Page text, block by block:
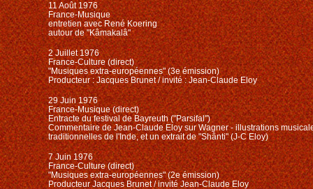
11 Août 1976
France-Musique
entretien avec René Koering
autour de "Kâmakalâ"
2 Juillet 1976
France-Culture (direct)
"Musiques extra-européennes" (3e émission)
Producteur : Jacques Brunet / invité : Jean-Claude Eloy
29 Juin 1976
France-Musique (direct)
Entracte du festival de Bayreuth ("Parsifal")
Commentaire de Jean-Claude Eloy sur Wagner - illustrations
traditionnelles de l'Inde, et un extrait de "Shânti" (J-C Eloy)
7 Juin 1976
France-Culture (direct)
"Musiques extra-européennes"(2e émission)
Producteur Jacques Brunet / invité Jean-Claude Eloy